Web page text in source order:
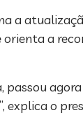
a
a
explica o